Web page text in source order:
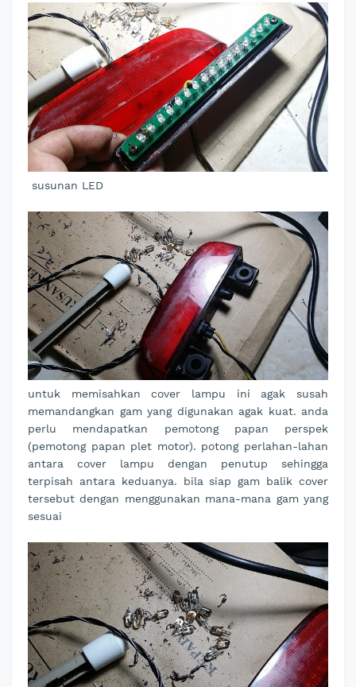
susunan LED
untuk memisahkan cover lampu ini agak susah
memandangkan gam yang digunakan agak kuat. anda
perlu mendapatkan pemotong papan perspek
(pemotong papan plet motor). potong perlahan-lahan
antara cover lampu dengan penutup sehingga
terpisah antara keduanya. bila siap gam balik cover
tersebut dengan menggunakan mana-mana gam yang
sesuai